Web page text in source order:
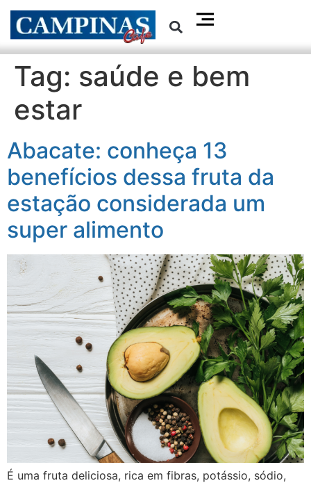
Tag: saúde e bem
estar
Abacate: conheça 13
benefícios dessa fruta da
estação considerada um
super alimento
É uma fruta deliciosa, rica em fibras, potássio, sódio,